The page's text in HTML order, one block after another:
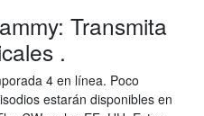
Transmita
.
4 en línea. Poco
estarán disponibles en